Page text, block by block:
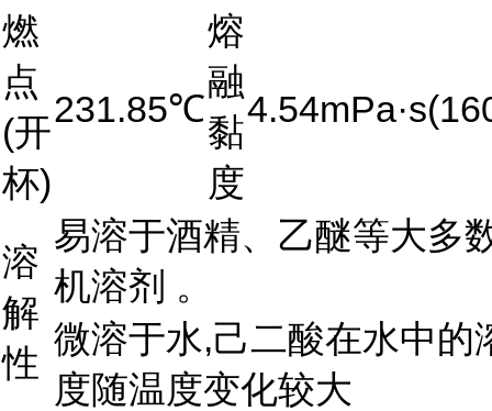
燃
点
(开
杯)
231.85℃
熔
融
黏
度
溶
解
性
易溶于酒精、乙醚等大多
机溶剂 。
微溶于水,己二酸在水中的
度随温度变化较大